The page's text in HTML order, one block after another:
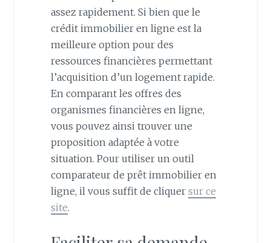
assez rapidement. Si bien que le
crédit immobilier en ligne est la
meilleure option pour des
ressources financières permettant
l’acquisition d’un logement rapide.
En comparant les offres des
organismes financières en ligne,
vous pouvez ainsi trouver une
proposition adaptée à votre
situation. Pour utiliser un outil
comparateur de prêt immobilier en
ligne, il vous suffit de cliquer sur ce
site.